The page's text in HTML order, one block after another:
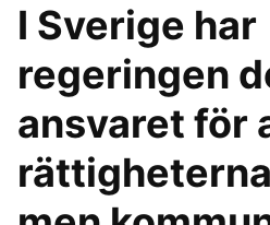
I Sverige har
regeringen
ansvaret för